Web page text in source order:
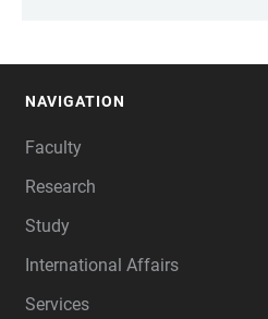
NAVIGATION
Faculty
Research
Study
International Affairs
Services